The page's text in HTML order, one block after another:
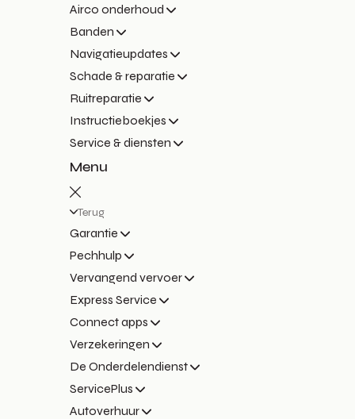
Airco onderhoud
Banden
Navigatieupdates
Schade & reparatie
Ruitreparatie
Instructieboekjes
Service & diensten
Menu
Terug
Garantie
Pechhulp
Vervangend vervoer
Express Service
Connect apps
Verzekeringen
De Onderdelendienst
ServicePlus
Autoverhuur